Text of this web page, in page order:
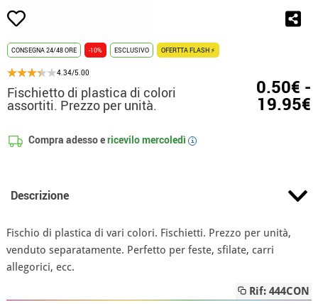
CONSEGNA 24/48 ORE -10% ESCLUSIVO OFERTTA FLASH ⚡
4.34/5.00
Fischietto di plastica di colori
assortiti. Prezzo per unità.
0.50€ -
19.95€
Compra adesso ericevilomercoledì i
Descrizione
Fischio di plastica di vari colori. Fischietti. Prezzo per unità,
venduto separatamente. Perfetto per feste, sfilate, carri
allegorici, ecc.
Rif: 444CON